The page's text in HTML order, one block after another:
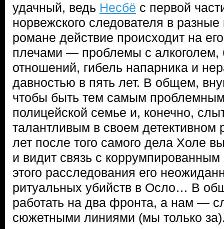
удачный, ведь Несбё с первой
норвежского следователя в
романе действие происходит на
плечами — проблемы с алкоголем,
отношений, гибель напарника и
давностью в пять лет. В общем,
чтобы быть тем самым
полицейской семье и, конечно,
талантливым в своем детективном
лет после того самого дела Холе
и видит связь с коррумпированным
этого расследования его
ритуальных убийств в Осло… В
работать на два фронта, а нам —
сюжетными линиями (мы только